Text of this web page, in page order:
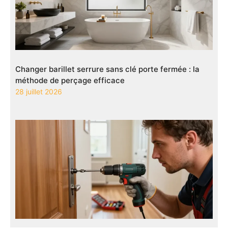
Changer barillet serrure sans clé porte fermée : la
méthode de perçage efficace
28 juillet 2026